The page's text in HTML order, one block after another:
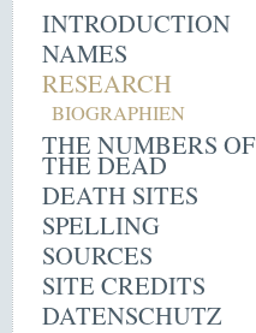
INTRODUCTION
NAMES
RESEARCH
BIOGRAPHIEN
THE NUMBERS OF
THE DEAD
DEATH SITES
SPELLING
SOURCES
SITE CREDITS
DATENSCHUTZ